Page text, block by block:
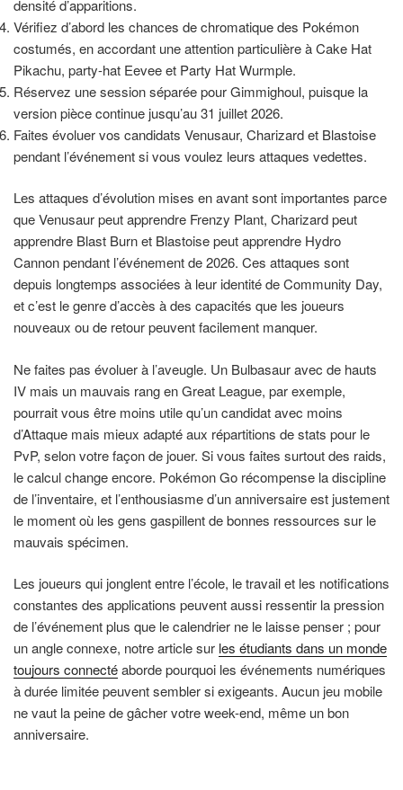
densité d’apparitions.
Vérifiez d’abord les chances de chromatique des Pokémon
costumés, en accordant une attention particulière à Cake Hat
Pikachu, party-hat Eevee et Party Hat Wurmple.
Réservez une session séparée pour Gimmighoul, puisque la
version pièce continue jusqu’au 31 juillet 2026.
Faites évoluer vos candidats Venusaur, Charizard et Blastoise
pendant l’événement si vous voulez leurs attaques vedettes.
Les attaques d’évolution mises en avant sont importantes parce
que Venusaur peut apprendre Frenzy Plant, Charizard peut
apprendre Blast Burn et Blastoise peut apprendre Hydro
Cannon pendant l’événement de 2026. Ces attaques sont
depuis longtemps associées à leur identité de Community Day,
et c’est le genre d’accès à des capacités que les joueurs
nouveaux ou de retour peuvent facilement manquer.
Ne faites pas évoluer à l’aveugle. Un Bulbasaur avec de hauts
IV mais un mauvais rang en Great League, par exemple,
pourrait vous être moins utile qu’un candidat avec moins
d’Attaque mais mieux adapté aux répartitions de stats pour le
PvP, selon votre façon de jouer. Si vous faites surtout des raids,
le calcul change encore. Pokémon Go récompense la discipline
de l’inventaire, et l’enthousiasme d’un anniversaire est justement
le moment où les gens gaspillent de bonnes ressources sur le
mauvais spécimen.
Les joueurs qui jonglent entre l’école, le travail et les notifications
constantes des applications peuvent aussi ressentir la pression
de l’événement plus que le calendrier ne le laisse penser ; pour
un angle connexe, notre article sur les étudiants dans un monde
toujours connectéaborde pourquoi les événements numériques
à durée limitée peuvent sembler si exigeants. Aucun jeu mobile
ne vaut la peine de gâcher votre week-end, même un bon
anniversaire.